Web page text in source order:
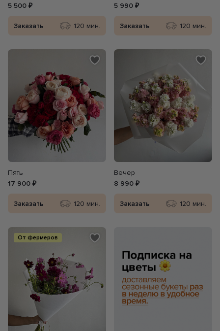
5 500 ₽
Заказать 120 мин.
5 990 ₽
Заказать 120 мин.
Пять
17 900 ₽
Заказать 120 мин.
Вечер
8 990 ₽
Заказать 120 мин.
От фермеров